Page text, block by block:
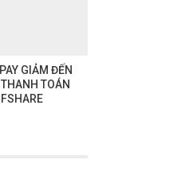
GIẢM ĐẾN
TOÁN